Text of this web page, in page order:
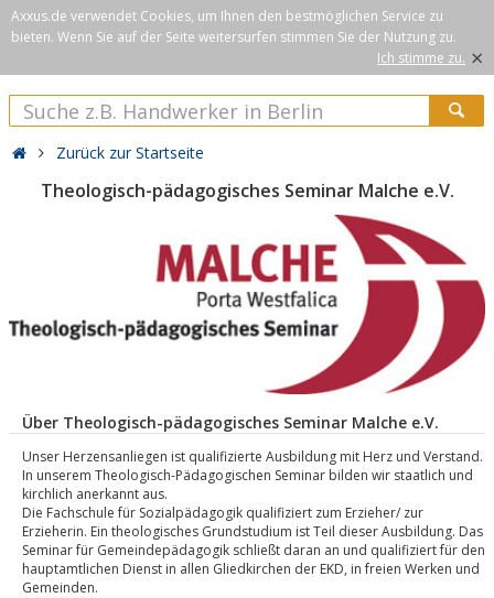
Axxus.de verwendet Cookies, um Ihnen den bestmöglichen Service zu
bieten. Wenn Sie auf der Seite weitersurfen stimmen Sie der Nutzung zu.
Ich stimme zu. ×
Zurück zur Startseite
Theologisch-pädagogisches Seminar Malche e.V.
Über Theologisch-pädagogisches Seminar Malche e.V.
Unser Herzensanliegen ist qualifizierte Ausbildung mit Herz und Verstand.
In unserem Theologisch-Pädagogischen Seminar bilden wir staatlich und
kirchlich anerkannt aus.
Die Fachschule für Sozialpädagogik qualifiziert zum Erzieher/ zur
Erzieherin. Ein theologisches Grundstudium ist Teil dieser Ausbildung. Das
Seminar für Gemeindepädagogik schließt daran an und qualifiziert für den
hauptamtlichen Dienst in allen Gliedkirchen der EKD, in freien Werken und
Gemeinden.